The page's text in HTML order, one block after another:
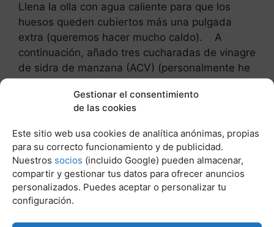
Gestionar el consentimiento
de las cookies
Este sitio web usa cookies de analítica anónimas, propias
para su correcto funcionamiento y de publicidad.
Nuestros socios (incluido Google) pueden almacenar,
compartir y gestionar tus datos para ofrecer anuncios
personalizados. Puedes aceptar o personalizar tu
configuración.
Llena la olla con agua caliente para que los
huesos queden cubiertos más una pulgada
extra (queremos hacer mucho caldo). A
continuación, añado tres cucharadas de vinagre
de sidra de manzana (ACV) (personalmente he
Post Relacionados: